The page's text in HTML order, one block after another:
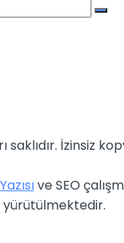
saklıdır. İzinsiz
ve SEO
yürütülmektedir.